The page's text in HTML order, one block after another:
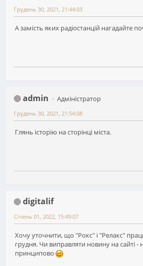
Грудень 30, 2021, 21:44:03
А замість яких радіостанцій нагадайте
admin
Адміністратор
Грудень 30, 2021, 21:54:08
Глянь історію на сторінці міста.
digitalif
Січень 01, 2022, 15:49:07
Хочу уточнити, що "Рокс" і "Релакс"
грудня. Чи виправляти новину на сайті -
принципово